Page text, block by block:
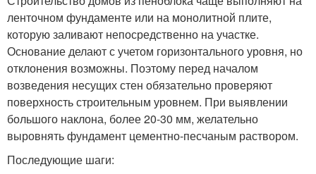
ленточном фундаменте или на монолитной плите,
которую заливают непосредственно на участке.
Основание делают с учетом горизонтального уровня, но
отклонения возможны. Поэтому перед началом
возведения несущих стен обязательно проверяют
поверхность строительным уровнем. При выявлении
большого наклона, более 20-30 мм, желательно
выровнять фундамент цементно-песчаным раствором.
Последующие шаги: